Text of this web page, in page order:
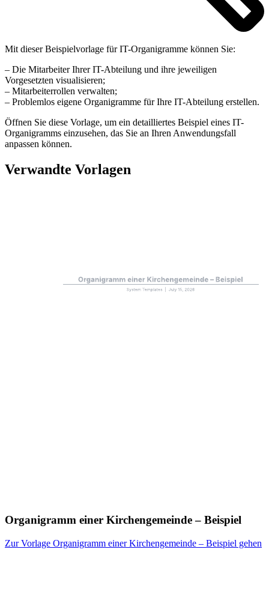
Mit dieser Beispielvorlage für IT-Organigramme können Sie:
– Die Mitarbeiter Ihrer IT-Abteilung und ihre jeweiligen
Vorgesetzten visualisieren;
– Mitarbeiterrollen verwalten;
– Problemlos eigene Organigramme für Ihre IT-Abteilung erstellen.
Öffnen Sie diese Vorlage, um ein detailliertes Beispiel eines IT-
Organigramms einzusehen, das Sie an Ihren Anwendungsfall
anpassen können.
Verwandte Vorlagen
Organigramm einer Kirchengemeinde – Beispiel
Zur Vorlage Organigramm einer Kirchengemeinde – Beispiel gehen